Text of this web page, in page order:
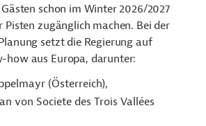
schon im Winter 2026/2027
zugänglich machen. Bei der
setzt die Regierung auf
how aus Europa, darunter:
(Österreich),
von Societe des Trois Vallées